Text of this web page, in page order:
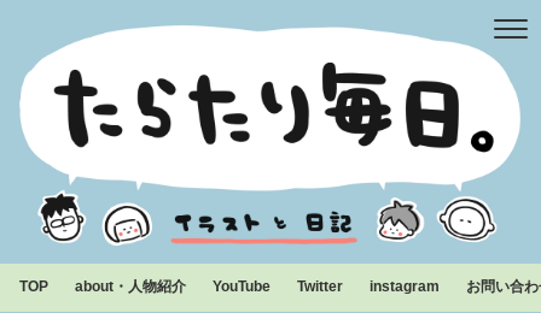
TOP about・人物紹介 YouTube Twitter instagram お問い合